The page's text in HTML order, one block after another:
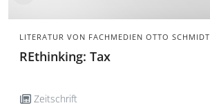
LITERATUR VON FACHMEDIEN OTTO SCHMIDT
REthinking: Tax
Zeitschrift